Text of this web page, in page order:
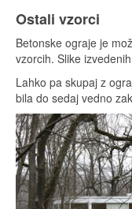
Ostali vzorci
Betonske ograje je
vzorcih. Slike
Lahko pa skupaj z
bila do sedaj vedno